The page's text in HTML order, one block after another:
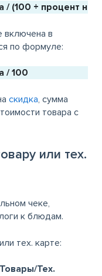
/ (100 + процент
включена в
по формуле:
/ 100
скидка, сумма
товара с
или тех.
чеке,
к блюдам.
тех. карте:
Товары/Тех.